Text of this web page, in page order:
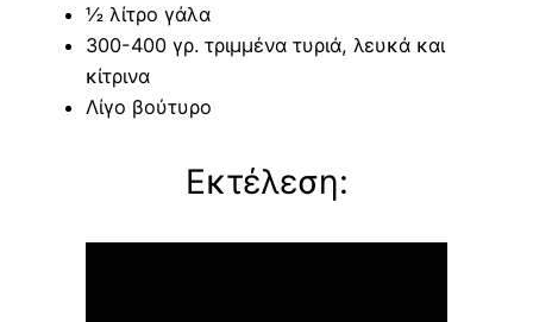
½ λίτρο γάλα
300-400 γρ. τριμμένα τυριά, λευκά και
κίτρινα
Λίγο βούτυρο
Εκτέλεση: